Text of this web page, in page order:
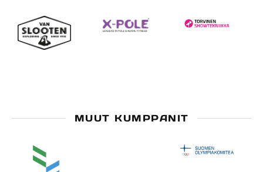
MUUT KUMPPANIT